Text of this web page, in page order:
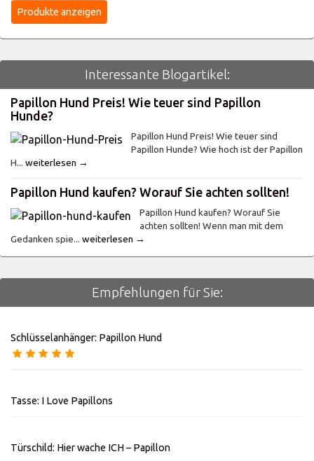
Interessante Blogartikel:
Papillon Hund Preis! Wie teuer sind Papillon
Hunde?
Papillon Hund Preis! Wie teuer sind
Papillon Hunde? Wie hoch ist der Papillon
H... weiterlesen →
Papillon Hund kaufen? Worauf Sie achten sollten!
Papillon Hund kaufen? Worauf Sie
achten sollten! Wenn man mit dem
Gedanken spie... weiterlesen →
Empfehlungen für Sie:
Schlüsselanhänger: Papillon Hund
Tasse: I Love Papillons
Türschild: Hier wache ICH – Papillon